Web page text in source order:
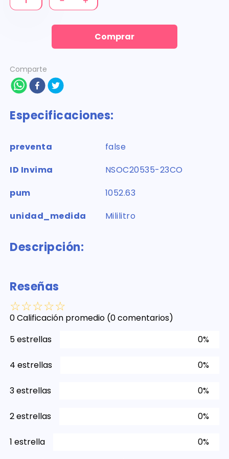
Comprar
Comparte
Especificaciones:
preventa
false
ID Invima
NSOC20535-23CO
pum
1052.63
unidad_medida
Mililitro
Descripción:
Reseñas
☆☆☆☆☆
0 Calificación promedio (0 comentarios)
5 estrellas
0%
4 estrellas 0%
3 estrellas 0%
2 estrellas 0%
1 estrella 0%